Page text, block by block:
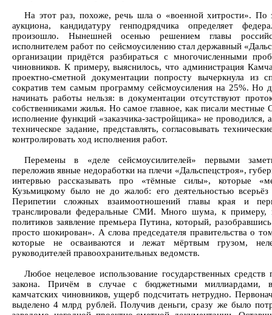
На этот раз, похоже, речь шла о «военной хитрости». По
аукциона, кандидатуру генподрядчика определяет
произошло. Нынешней осенью решением главы
исполнителем работ по сейсмоусилению стал державный
организации придётся разбираться с многочисленными
чиновников. К примеру, выяснилось, что администрация
проектно-сметной документации попросту вычеркнула из
сократив тем самым программу сейсмоусиления на 25%. Но
начинать работы нельзя: в документации отсутствуют
собственниками жилья. Но самое главное, как писали
исполнение функций «заказчика-застройщика» не проводился,
техническое задание, представлять, согласовывать
контролировать ход исполнения работ.
Перемены в «деле сейсмоусилителей» первыми
переложив явные недоработки на плечи «Дальспецстроя»,
интервью рассказывать про «тёмные силы», которые
Кузьмицкому было не до жалоб: его деятельностью всерьёз
Перипетии сложных взаимоотношений главы края и
транслировали федеральные СМИ. Много шума, к примеру,
политиков заявление премьера Путина, который,
просто шокирован». А слова председателя правительства о
которые не осваиваются и лежат мёртвым грузом,
руководителей правоохранительных ведомств.
Любое нецелевое использование государственных
закона. Причём в случае с бюджетными миллиардами,
камчатских чиновников, ущерб подсчитать нетрудно.
выделено 4 млрд рублей. Получив деньги, сразу же было